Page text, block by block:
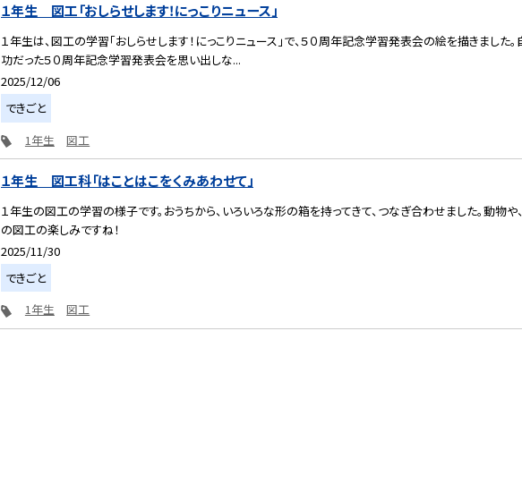
１年生 図工「おしらせします！にっこりニュース」
１年生は、図工の学習「おしらせします！にっこりニュース」で、５０周年記念学習発表会の絵を描きました
功だった５０周年記念学習発表会を思い出しな...
2025/12/06
できごと
1年生
図工
１年生 図工科「はことはこをくみあわせて」
１年生の図工の学習の様子です。おうちから、いろいろな形の箱を持ってきて、つなぎ合わせました。動物
の図工の楽しみですね！
2025/11/30
できごと
1年生
図工